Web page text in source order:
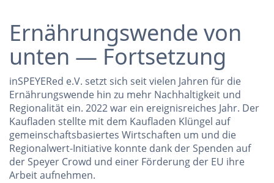
Ernährungswende von
unten — Fortsetzung
inSPEYERed e.V. setzt sich seit vielen Jahren für die
Ernährungswende hin zu mehr Nachhaltigkeit und
Regionalität ein. 2022 war ein ereignisreiches Jahr. Der
Kaufladen stellte mit dem Kaufladen Klüngel auf
gemeinschaftsbasiertes Wirtschaften um und die
Regionalwert-Initiative konnte dank der Spenden auf
der Speyer Crowd und einer Förderung der EU ihre
Arbeit aufnehmen.